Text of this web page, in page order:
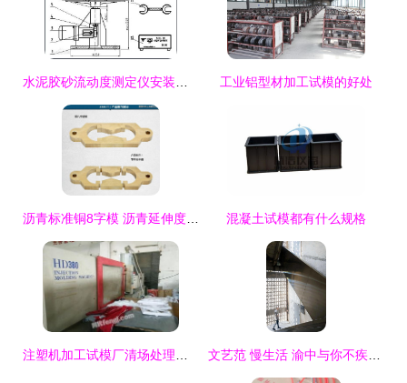
工业铝型材加工试模的好处
混凝土试模都有什么规格